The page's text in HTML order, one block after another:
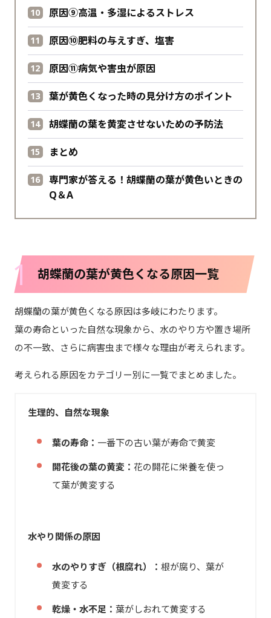
原因⑨高温・多湿によるストレス
原因⑩肥料の与えすぎ、塩害
原因⑪病気や害虫が原因
葉が黄色くなった時の見分け方のポイント
胡蝶蘭の葉を黄変させないための予防法
まとめ
専門家が答える！胡蝶蘭の葉が黄色いときの
Q＆A
1 胡蝶蘭の葉が黄色くなる原因一覧
胡蝶蘭の葉が黄色くなる原因は多岐にわたります。
葉の寿命といった自然な現象から、水のやり方や置き場所
の不一致、さらに病害虫まで様々な理由が考えられます。
考えられる原因をカテゴリー別に一覧でまとめました。
生理的、自然な現象
葉の寿命： 一番下の古い葉が寿命で黄変
開花後の葉の黄変： 花の開花に栄養を使っ
て葉が黄変する
水やり関係の原因
水のやりすぎ（根腐れ）： 根が腐り、葉が
黄変する
乾燥・水不足： 葉がしおれて黄変する